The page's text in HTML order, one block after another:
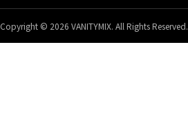
Copyright © 2026 VANITYMIX. All Rights Reserved.